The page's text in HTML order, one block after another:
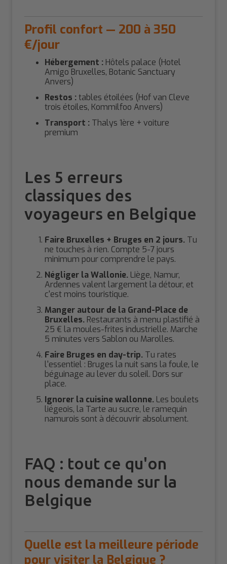
Profil confort — 200 à 350
€/jour
Hébergement : Hôtels palace (Hotel
Amigo Bruxelles, Botanic Sanctuary
Anvers)
Restos :tables étoilées (Hof van Cleve
trois étoiles, Kommilfoo Anvers)
Transport : Thalys 1ère + voiture
premium
Les 5 erreurs
classiques des
voyageurs en Belgique
Faire Bruxelles + Bruges en 2 jours. Tu
ne touches à rien. Compte 5-7 jours
minimum pour comprendre le pays.
Négliger la Wallonie. Liège, Namur,
Ardennes valent largement la détour, et
c'est moins touristique.
Manger autour de la Grand-Place de
Bruxelles. Restaurants à menu plastifié à
25 € la moules-frites industrielle. Marche
5 minutes vers Sablon ou Marolles.
Faire Bruges en day-trip. Tu rates
l'essentiel : Bruges la nuit sans la foule, le
béguinage au lever du soleil. Dors sur
place.
Ignorer la cuisine wallonne. Les boulets
liégeois, la Tarte au sucre, le ramequin
namurois sont à découvrir absolument.
FAQ : tout ce qu'on
nous demande sur la
Belgique
Quelle est la meilleure période
pour visiter la Belgique ?